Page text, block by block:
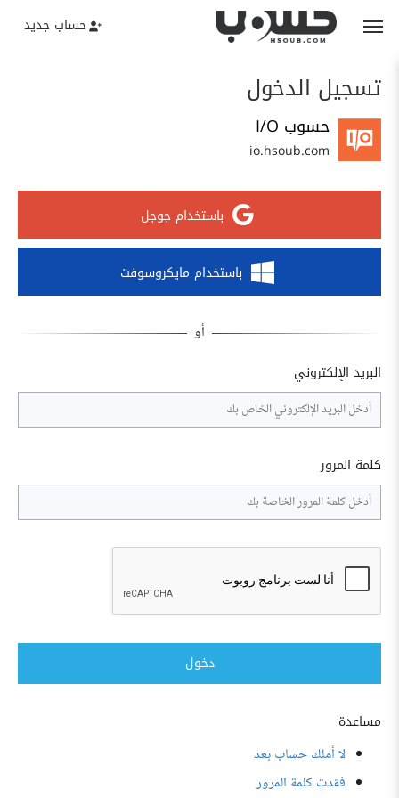
حساب جديد
تسجيل الدخول
حسوب I/O
io.hsoub.com
باستخدام جوجل
باستخدام مايكروسوفت
البريد الإلكتروني
كلمة المرور
دخول
مساعدة
لا أملك حساب بعد
فقدت كلمة المرور